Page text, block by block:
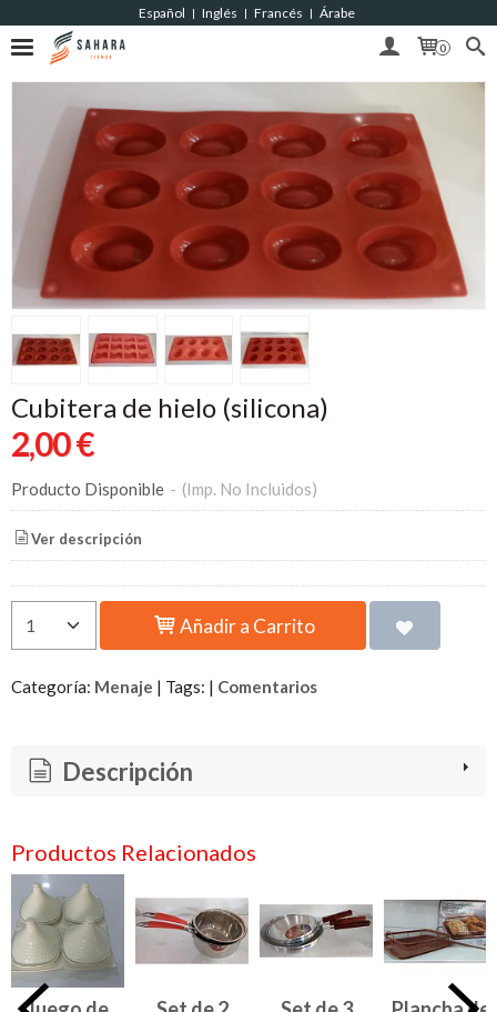
Español | Inglés | Francés | Árabe
0
Cubitera de hielo (silicona)
2,00 €
Producto Disponible - (Imp. No Incluidos)
Ver descripción
Añadir a Carrito
Categoría: Menaje | Tags: | Comentarios
Descripción
Productos Relacionados